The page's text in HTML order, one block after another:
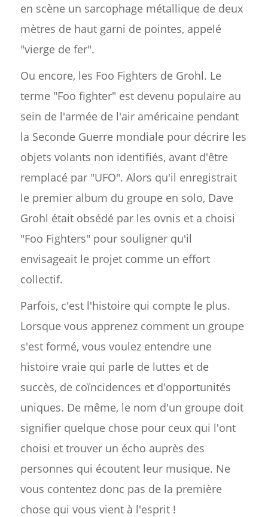
en scène un sarcophage métallique de deux
mètres de haut garni de pointes, appelé
"vierge de fer".
Ou encore, les Foo Fighters de Grohl. Le
terme "Foo fighter" est devenu populaire au
sein de l'armée de l'air américaine pendant
la Seconde Guerre mondiale pour décrire les
objets volants non identifiés, avant d'être
remplacé par "UFO". Alors qu'il enregistrait
le premier album du groupe en solo, Dave
Grohl était obsédé par les ovnis et a choisi
"Foo Fighters" pour souligner qu'il
envisageait le projet comme un effort
collectif.
Parfois, c'est l'histoire qui compte le plus.
Lorsque vous apprenez comment un groupe
s'est formé, vous voulez entendre une
histoire vraie qui parle de luttes et de
succès, de coïncidences et d'opportunités
uniques. De même, le nom d'un groupe doit
signifier quelque chose pour ceux qui l'ont
choisi et trouver un écho auprès des
personnes qui écoutent leur musique. Ne
vous contentez donc pas de la première
chose qui vous vient à l'esprit !